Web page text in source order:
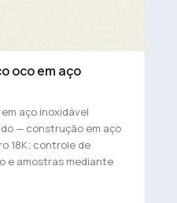
oco em aço
aço inoxidável
— construção em aço
18K; controle de
e amostras mediante